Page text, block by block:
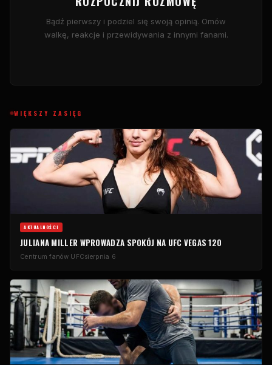
Bądź pierwszy i podziel się swoją opinią. Omów
walkę, reakcje i przewidywania z innymi fanami.
WIĘKSZY ZASIĘG
AKTUALNOŚCI
JULIANA MILLER WPROWADZA SPOKÓJ NA UFC VEGAS 120
Centrum fanów UFCsierpnia 6